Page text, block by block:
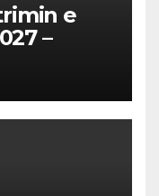
e
–
на